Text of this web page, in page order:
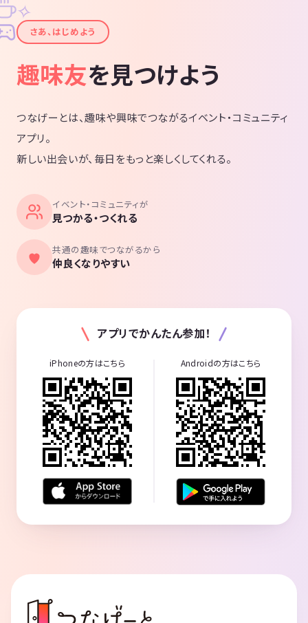
✦
✧
さあ、はじめよう
趣味友を見つけよう
つなげーとは、趣味や興味でつながるイベント・コミュニティ
アプリ。
新しい出会いが、毎日をもっと楽しくしてくれる。
イベント・コミュニティが
見つかる・つくれる
共通の趣味でつながるから
仲良くなりやすい
アプリでかんたん参加！
iPhoneの方はこちら Androidの方はこちら